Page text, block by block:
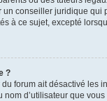
conseiller juridique qui
à ce sujet, excepté
?
forum ait désactivé les
nom d’utilisateur que